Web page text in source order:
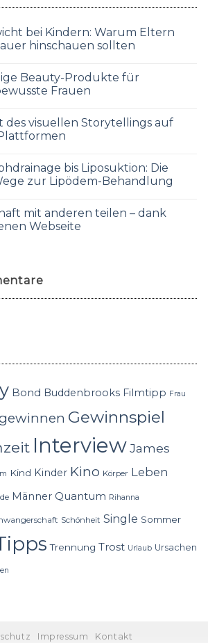
bei Kindern: Warum Eltern
hinschauen sollten
Beauty-Produkte für
Frauen
des visuellen Storytellings auf
bis Liposuktion: Die
zur Lipödem-Behandlung
mit anderen teilen – dank
Webseite
Bond Buddenbrooks Filmtipp Frau
Gewinnspiel
InterviewJames
Kind Kinder Kino Körper Leben
Männer Quantum Rihanna
Schönheit Single Sommer
Trennung Trost Urlaub Ursachen
Impressum Kontakt